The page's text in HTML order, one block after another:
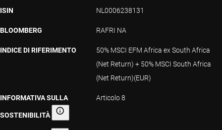
ISIN NL0006238131
BLOOMBERG RAFRI NA
INDICE DI RIFERIMENTO
50% MSCI EFM Africa ex South Africa
(Net Return) + 50% MSCI South Africa
(Net Return)(EUR)
INFORMATIVA SULLA
SOSTENIBILITÀ Informativa sulla sostenibilità
Articolo 8